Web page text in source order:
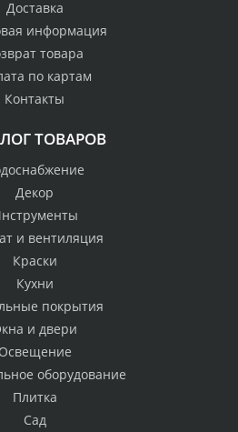
Доставка
информация
товара
по картам
Контакты
ТОВАРОВ
Декор
и вентиляция
Краски
Кухни
покрытия
и двери
Освещение
оборудование
Плитка
Сад